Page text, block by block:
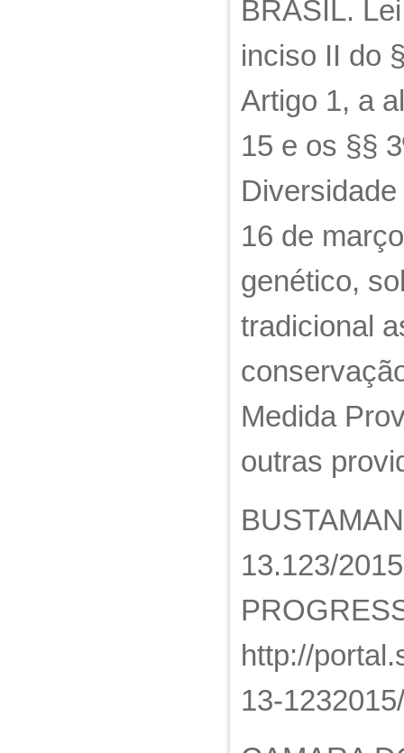
BRASIL.
inciso II do
Artigo 1, a
15 e os §§
16 de
genético,
tradicional
Medida
outras
13.123/
http://
13-